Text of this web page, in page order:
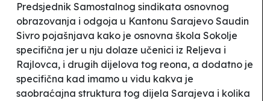
Predsjednik Samostalnog sindikata osnovnog
obrazovanja i odgoja u Kantonu Sarajevo Saudin
Sivro pojašnjava kako je osnovna škola Sokolje
specifična jer u nju dolaze učenici iz Reljeva i
Rajlovca, i drugih dijelova tog reona, a dodatno je
specifična kad imamo u vidu kakva je
saobraćajna struktura tog dijela Sarajeva i kolika